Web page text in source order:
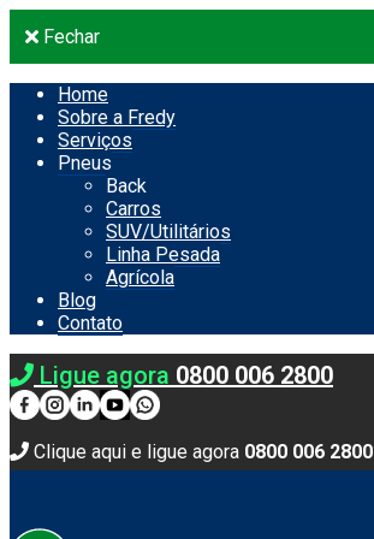
Fechar
Home
Sobre a Fredy
Serviços
Pneus
Back
Carros
SUV/Utilitários
Linha Pesada
Agrícola
Blog
Contato
Ligue agora 0800 006 2800
Clique aqui e ligue agora 0800 006 2800